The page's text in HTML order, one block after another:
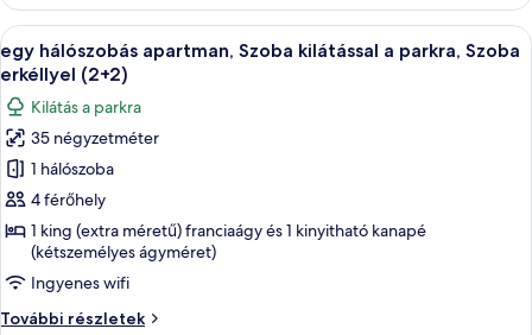
A
következő
szoba
összes
képének
megtekintése:
egy
hálószobás
apartman,
Szoba
kilátással
Egy praktikus, kisebb méretű
9
egy hálószobás apartman, Szoba kilátással a parkra, Szoba
erkéllyel (2+2)
Kilátás a parkra
35 négyzetméter
1 hálószoba
4 férőhely
1 king (extra méretű) franciaágy és 1 kinyitható kanapé
(kétszemélyes ágyméret)
Ingyenes wifi
További részletek
egy